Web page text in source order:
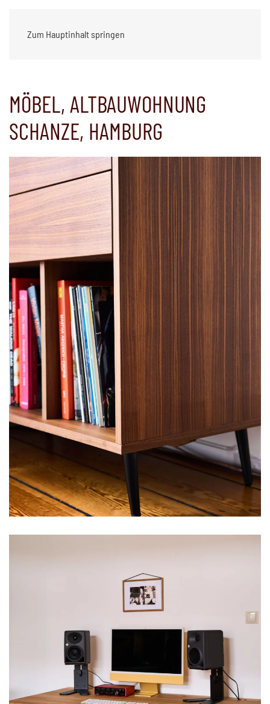
Zum Hauptinhalt springen
MÖBEL, ALTBAUWOHNUNG
SCHANZE, HAMBURG